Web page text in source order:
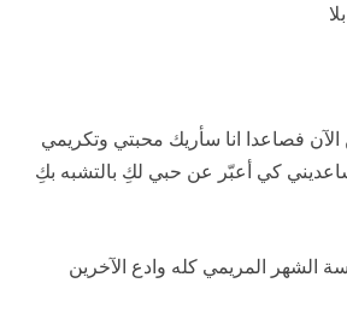
الآن فصاعدا انا سأريك محبتي وتكريمي
كي أعبّر عن حبي لكِ بالتشبه بكِ
الشهر المريمي كله وادع الآخرين